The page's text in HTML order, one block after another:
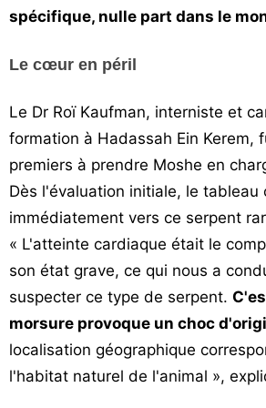
spécifique, nulle part dans le
Le cœur en péril
Le Dr Roï Kaufman, interniste et
formation à Hadassah Ein Kerem,
premiers à prendre Moshe en
Dès l'évaluation initiale, le tableau
immédiatement vers ce serpent
« L'atteinte cardiaque était le
son état grave, ce qui nous a
suspecter ce type de serpent.
morsure provoque un choc
localisation géographique
l'habitat naturel de l'animal »,